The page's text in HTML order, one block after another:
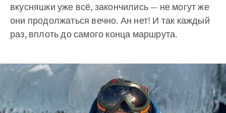
вкусняшки уже всё, закончились — не могут же
они продолжаться вечно. Ан нет! И так каждый
раз, вплоть до самого конца маршрута.